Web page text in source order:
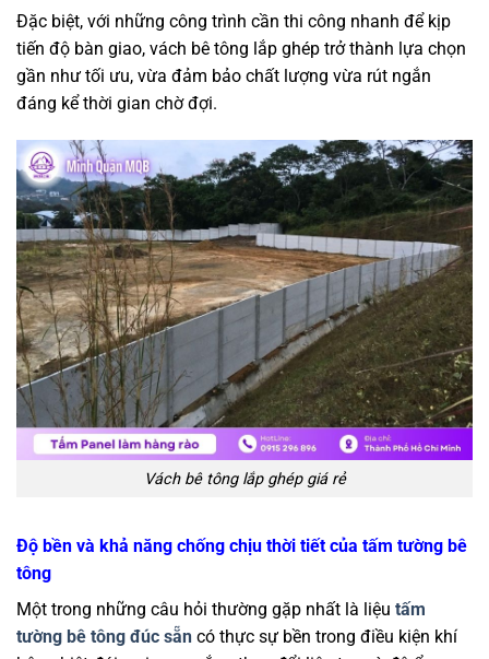
Đặc biệt, với những công trình cần thi công nhanh để kịp
tiến độ bàn giao, vách bê tông lắp ghép trở thành lựa chọn
gần như tối ưu, vừa đảm bảo chất lượng vừa rút ngắn
đáng kể thời gian chờ đợi.
Vách bê tông lắp ghép giá rẻ
Độ bền và khả năng chống chịu thời tiết của tấm tường bê
tông
Một trong những câu hỏi thường gặp nhất là liệu tấm
tường bê tông đúc sẵn có thực sự bền trong điều kiện khí